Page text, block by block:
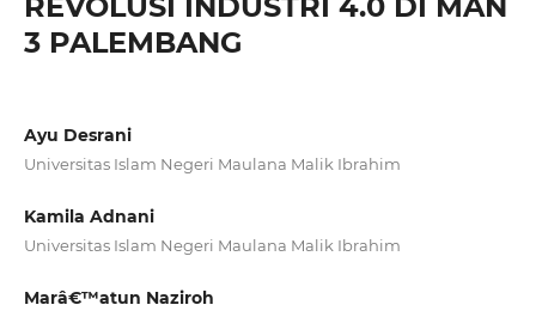
3 PALEMBANG
Ayu Desrani
Universitas Islam Negeri Maulana Malik Ibrahim
Kamila Adnani
Universitas Islam Negeri Maulana Malik Ibrahim
Marâ€™atun Naziroh